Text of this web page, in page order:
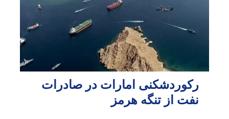
رکوردشکنی امارات در صادرات
نفت از تنگه هرمز